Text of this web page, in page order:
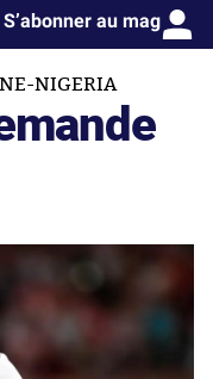
S’abonner au mag
NIGERIA